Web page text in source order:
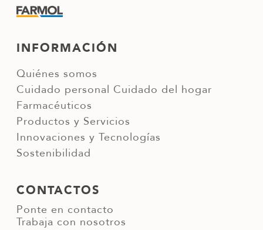
INFORMACIÓN
Quiénes somos
Cuidado personal Cuidado del hogar
Farmacéuticos
Productos y Servicios
Innovaciones y Tecnologías
Sostenibilidad
CONTACTOS
Ponte en contacto
Trabaja con nosotros